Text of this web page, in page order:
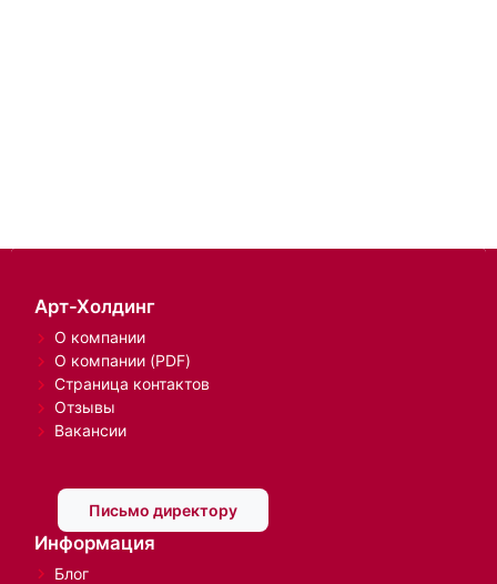
Арт-Холдинг
О компании
О компании (PDF)
Страница контактов
Отзывы
Вакансии
Письмо директору
Информация
Блог